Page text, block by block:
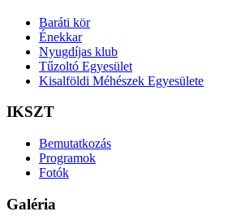
Baráti kör
Énekkar
Nyugdíjas klub
Tűzoltó Egyesület
Kisalföldi Méhészek Egyesülete
IKSZT
Bemutatkozás
Programok
Fotók
Galéria